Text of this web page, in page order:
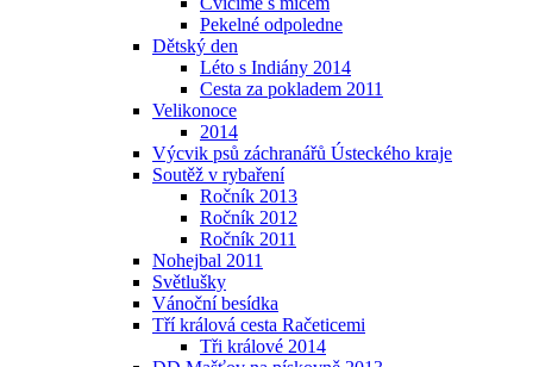
Pekelné odpoledne
Dětský den
Léto s Indiány 2014
Cesta za pokladem 2011
Velikonoce
2014
Výcvik psů záchranářů Ústeckého kraje
Soutěž v rybaření
Ročník 2013
Ročník 2012
Ročník 2011
Nohejbal 2011
Světlušky
Vánoční besídka
Tří králová cesta Račeticemi
Tři králové 2014